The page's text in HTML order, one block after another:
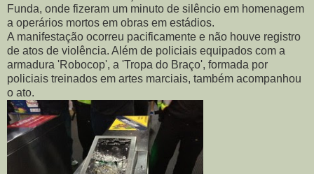
Funda, onde fizeram um minuto de silêncio em homenagem
a operários mortos em obras em estádios.
A manifestação ocorreu pacificamente e não houve registro
de atos de violência. Além de policiais equipados com a
armadura 'Robocop', a 'Tropa do Braço', formada por
policiais treinados em artes marciais, também acompanhou
o ato.